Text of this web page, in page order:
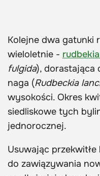
Kolejne dwa gatunki
wieloletnie -
fulgida), dorastająca
naga (Rudbeckia
wysokości. Okres
siedliskowe tych
jednorocznej.
Usuwając
do zawiązywania